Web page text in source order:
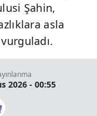
Şahin,
asla
2026 - 00:55